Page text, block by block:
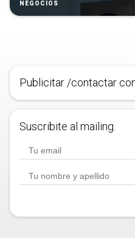
NEGOCIOS
Publicitar /contactar
Suscribite al mailing.